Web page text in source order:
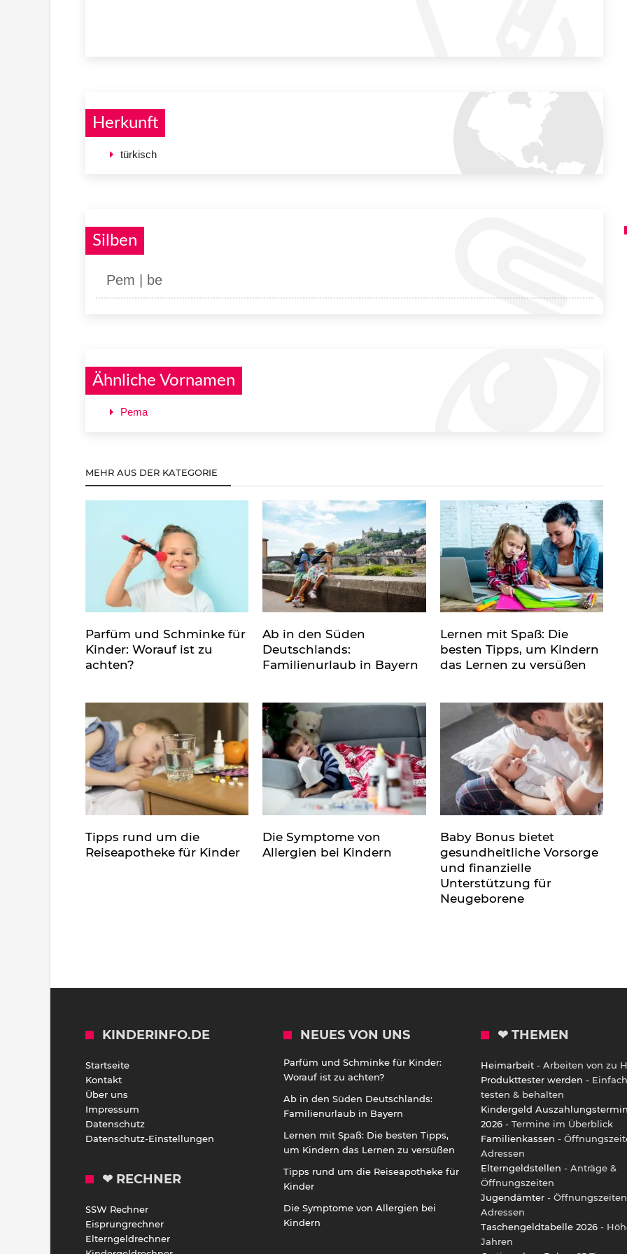
Herkunft
türkisch
Silben
Pem | be
Ähnliche Vornamen
Pema
MEHR AUS DER KATEGORIE
Parfüm und Schminke für
Kinder: Worauf ist zu
achten?
Ab in den Süden
Deutschlands:
Familienurlaub in Bayern
Lernen mit Spaß: Die
besten Tipps, um Kindern
das Lernen zu versüßen
Tipps rund um die
Reiseapotheke für Kinder
Die Symptome von
Allergien bei Kindern
Baby Bonus bietet
gesundheitliche Vorsorge
und finanzielle
Unterstützung für
Neugeborene
KINDERINFO.DE
Startseite
Kontakt
Über uns
Impressum
Datenschutz
Datenschutz-Einstellungen
❤ RECHNER
SSW Rechner
Eisprungrechner
Elterngeldrechner
NEUES VON UNS
Parfüm und Schminke für Kinder:
Worauf ist zu achten?
Ab in den Süden Deutschlands:
Familienurlaub in Bayern
Lernen mit Spaß: Die besten Tipps,
um Kindern das Lernen zu versüßen
Tipps rund um die Reiseapotheke für
Kinder
Die Symptome von Allergien bei
Kindern
❤ THEMEN
Heimarbeit - Arbeiten von zu
Produkttester werden - Einfach
testen & behalten
Kindergeld
2026 - Termine im Überblick
Familienkassen -
Adressen
Elterngeldstellen - Anträge &
Öffnungszeiten
Jugendämter -
Adressen
Taschengeldtabelle 2026 -
Jahren